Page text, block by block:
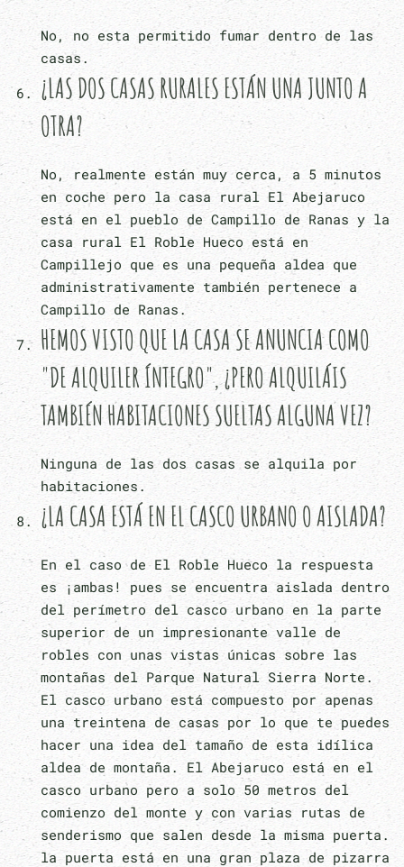
No, no esta permitido fumar dentro de las
casas.
¿LAS DOS CASAS RURALES ESTÁN UNA JUNTO A
OTRA?
No, realmente están muy cerca, a 5 minutos
en coche pero la casa rural El Abejaruco
está en el pueblo de Campillo de Ranas y la
casa rural El Roble Hueco está en
Campillejo que es una pequeña aldea que
administrativamente también pertenece a
Campillo de Ranas.
HEMOS VISTO QUE LA CASA SE ANUNCIA COMO
"DE ALQUILER ÍNTEGRO", ¿PERO ALQUILÁIS
TAMBIÉN HABITACIONES SUELTAS ALGUNA VEZ?
Ninguna de las dos casas se alquila por
habitaciones.
¿LA CASA ESTÁ EN EL CASCO URBANO O AISLADA?
En el caso de El Roble Hueco la respuesta
es ¡ambas! pues se encuentra aislada dentro
del perímetro del casco urbano en la parte
superior de un impresionante valle de
robles con unas vistas únicas sobre las
montañas del Parque Natural Sierra Norte.
El casco urbano está compuesto por apenas
una treintena de casas por lo que te puedes
hacer una idea del tamaño de esta idílica
aldea de montaña. El Abejaruco está en el
casco urbano pero a solo 50 metros del
comienzo del monte y con varias rutas de
senderismo que salen desde la misma puerta.
la puerta está en una gran plaza de pizarra